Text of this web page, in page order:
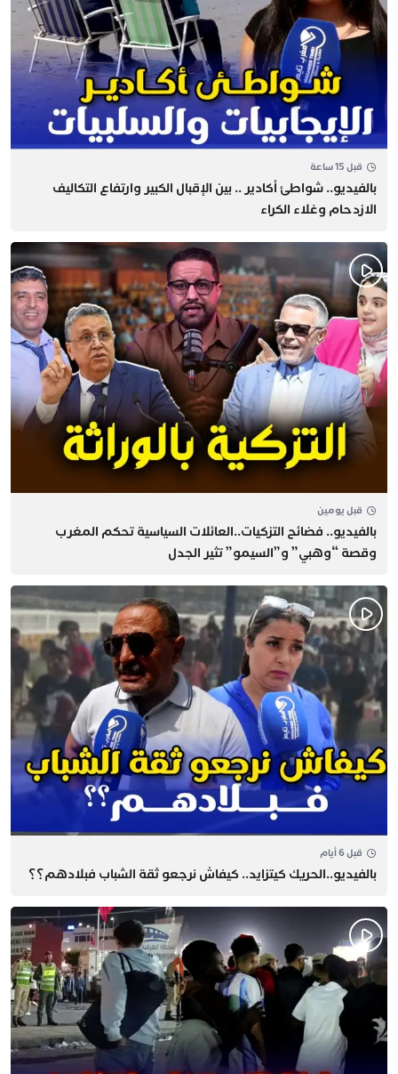
قبل 15 ساعة
بالفيديو.. شواطئ أكادير .. بين الإقبال الكبير وارتفاع التكاليف
الازدحام وغلاء الكراء
قبل يومين
بالفيديو.. فضائح التزكيات..العائلات السياسية تحكم المغرب
وقصة “وهبي” و”السيمو” تثير الجدل
قبل 6 أيام
بالفيديو..الحريك كيتزايد.. كيفاش نرجعو ثقة الشباب فبلادهم؟؟